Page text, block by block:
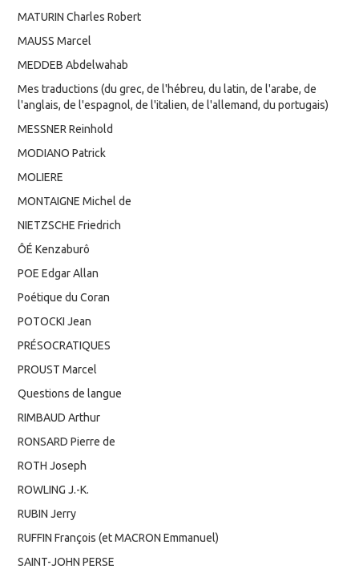
MATURIN Charles Robert
MAUSS Marcel
MEDDEB Abdelwahab
Mes traductions (du grec, de l'hébreu, du latin, de l'arabe, de
l'anglais, de l'espagnol, de l'italien, de l'allemand, du portugais)
MESSNER Reinhold
MODIANO Patrick
MOLIERE
MONTAIGNE Michel de
NIETZSCHE Friedrich
ÔÉ Kenzaburô
POE Edgar Allan
Poétique du Coran
POTOCKI Jean
PRÉSOCRATIQUES
PROUST Marcel
Questions de langue
RIMBAUD Arthur
RONSARD Pierre de
ROTH Joseph
ROWLING J.-K.
RUBIN Jerry
RUFFIN François (et MACRON Emmanuel)
SAINT-JOHN PERSE